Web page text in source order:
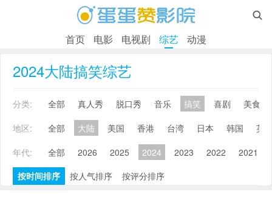

首页 电影 电视剧 综艺 动漫
2024大陆搞笑综艺
分类: 全部 真人秀 脱口秀 音乐 搞笑 喜剧
美食
地区:
全部 大陆 美国 香港 台湾 日本 韩国
英
年代:
全部 2026 2025 2024 2023 2022 2021
按时间排序
按人气排序 按评分排序